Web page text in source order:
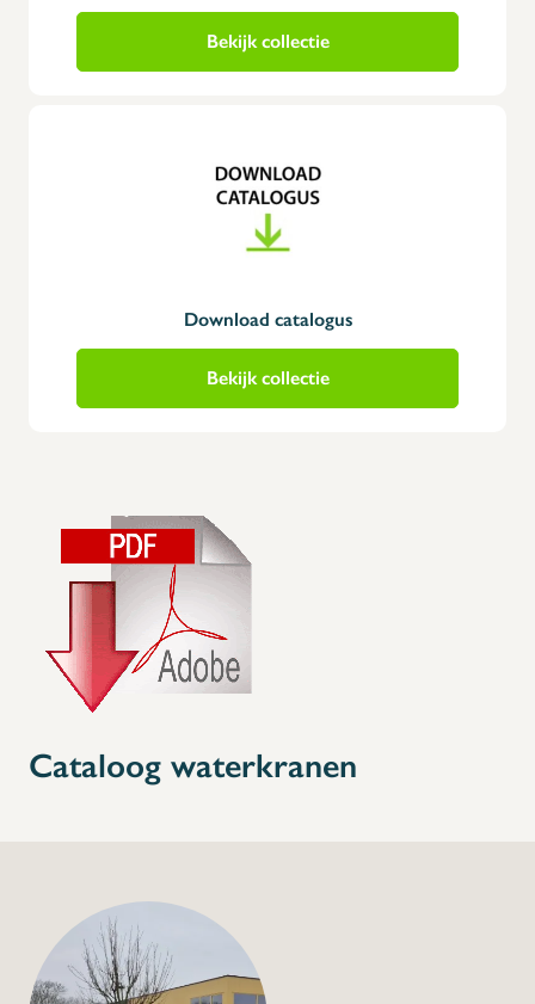
Bekijk collectie
Download catalogus
Bekijk collectie
Cataloog waterkranen